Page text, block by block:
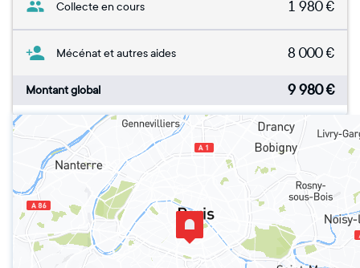
Collecte en cours 1 980€
Mécénat et autres aides 8 000€
Montant global 9 980€